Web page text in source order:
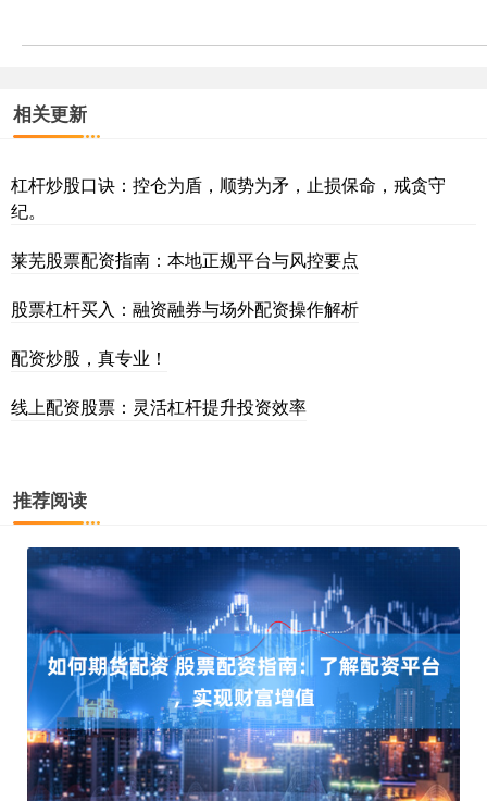
相关更新
杠杆炒股口诀：控仓为盾，顺势为矛，止损保命，戒贪守
纪。
莱芜股票配资指南：本地正规平台与风控要点
股票杠杆买入：融资融券与场外配资操作解析
配资炒股，真专业！
线上配资股票：灵活杠杆提升投资效率
推荐阅读